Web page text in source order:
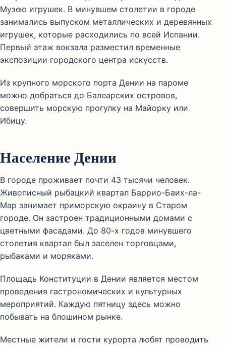
Музею игрушек. В минувшем столетии в городе
занимались выпуском металлических и деревянных
игрушек, которые расходились по всей Испании.
Первый этаж вокзала разместил временные
экспозиции городского центра искусств.
Из крупного морского порта Дении на пароме
можно добраться до Балеарских островов,
совершить морскую прогулку на Майорку или
Ибицу.
Население Дении
В городе проживает почти 43 тысячи человек.
Живописный рыбацкий квартал Баррио-Баих-ла-
Мар занимает приморскую окраину в Старом
городе. Он застроен традиционными домами с
цветными фасадами. До 80-х годов минувшего
столетия квартал был заселен торговцами,
рыбаками и моряками.
Площадь Конституции в Дении является местом
проведения гастрономических и культурных
мероприятий. Каждую пятницу здесь можно
побывать на блошином рынке.
Местные жители и гости курорта любят проводить